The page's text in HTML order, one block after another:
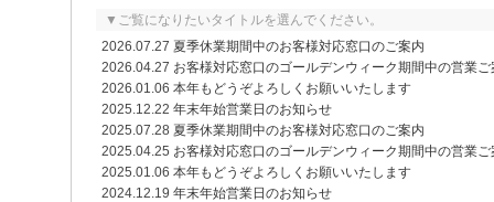
▼ご覧になりたいタイトルを選んでください。
2026.07.27 夏季休業期間中のお客様対応窓口のご案内
2026.04.27 お客様対応窓口のゴールデンウィーク期間中の営業ご
2026.01.06 本年もどうぞよろしくお願いいたします
2025.12.22 年末年始営業日のお知らせ
2025.07.28 夏季休業期間中のお客様対応窓口のご案内
2025.04.25 お客様対応窓口のゴールデンウィーク期間中の営業ご
2025.01.06 本年もどうぞよろしくお願いいたします
2024.12.19 年末年始営業日のお知らせ